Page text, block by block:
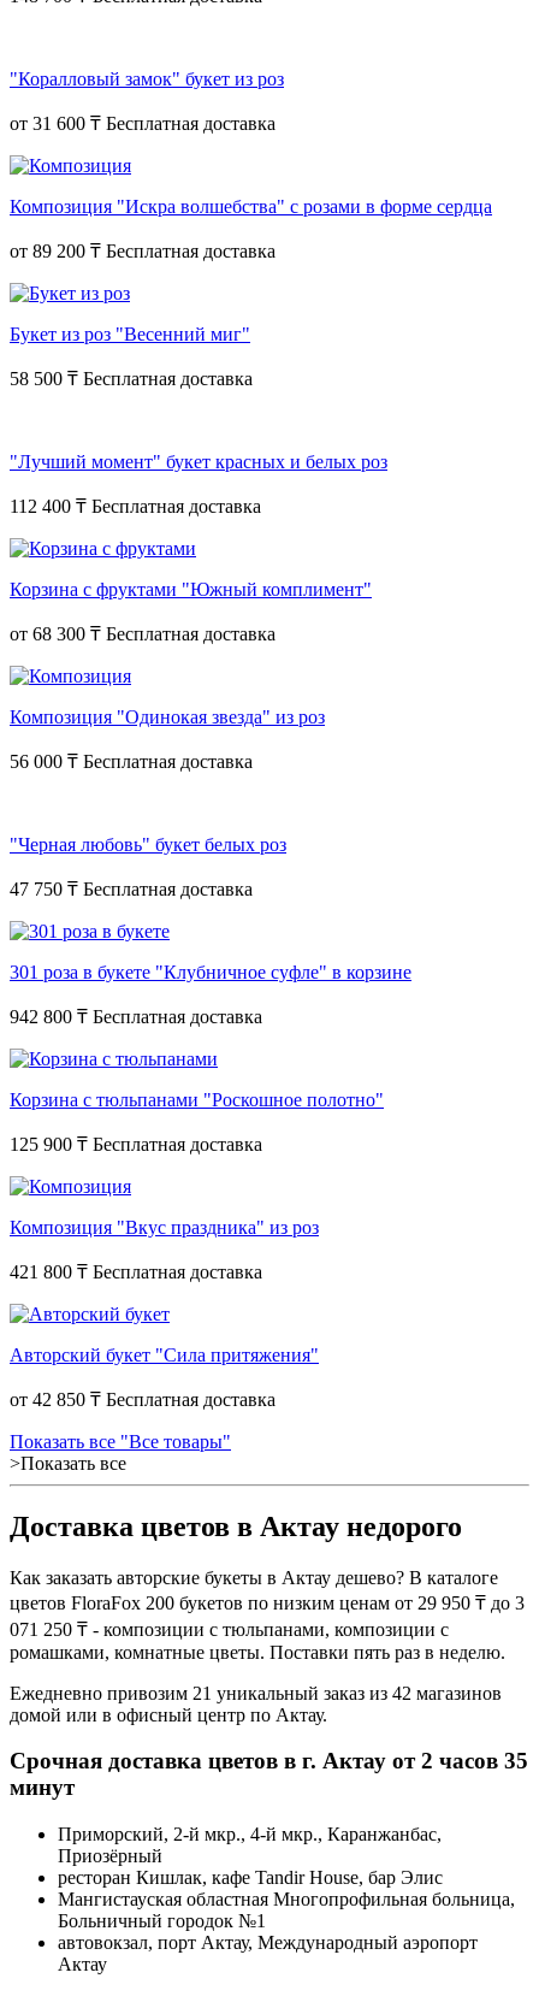
"Коралловый замок" букет из роз
от 31 600 ₸
Композиция "Искра волшебства" с розами в форме сердца
от 89 200 ₸
Букет из роз "Весенний миг"
58 500 ₸
"Лучший момент" букет красных и белых роз
112 400 ₸
Корзина с фруктами "Южный комплимент"
от 68 300 ₸
Композиция "Одинокая звезда" из роз
56 000 ₸
"Черная любовь" букет белых роз
47 750 ₸
301 роза в букете "Клубничное суфле" в корзине
942 800 ₸
Корзина с тюльпанами "Роскошное полотно"
125 900 ₸
Композиция "Вкус праздника" из роз
421 800 ₸
Авторский букет "Сила притяжения"
от 42 850 ₸
Показать все "Все товары"
>Показать все
Доставка цветов в Актау недорого
Как заказать авторские букеты в Актау дешево? В каталоге
цветов FloraFox 200 букетов по низким ценам от 29 950 ₸ до 3
071 250 ₸ - композиции с тюльпанами, композиции с
ромашками, комнатные цветы. Поставки пять раз в неделю.
Ежедневно привозим 21 уникальный заказ из 42 магазинов
домой или в офисный центр по Актау.
Срочная доставка цветов в г. Актау от 2 часов 35
минут
Приморский, 2-й мкр., 4-й мкр., Каранжанбас,
Приозёрный
ресторан Кишлак, кафе Tandir House, бар Элис
Мангистауская областная Многопрофильная больница,
Больничный городок №1
автовокзал, порт Актау, Международный аэропорт
Актау